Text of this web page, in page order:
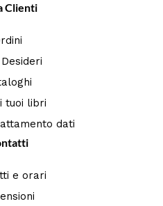
Clienti
tuoi libri
dati
e orari